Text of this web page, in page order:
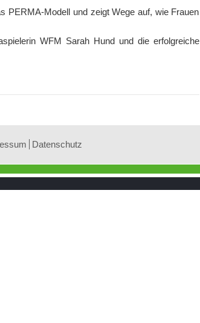
PERMA-Modell und zeigt Wege auf, wie Frauen
WFM Sarah Hund und die erfolgreiche
Datenschutz